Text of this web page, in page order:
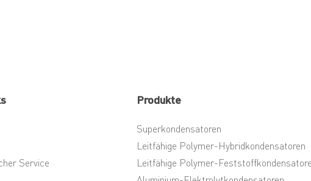
Service
Produkte
Superkondensatoren
Leitfähige Polymer-Hybridkondensatoren
Leitfähige Polymer-